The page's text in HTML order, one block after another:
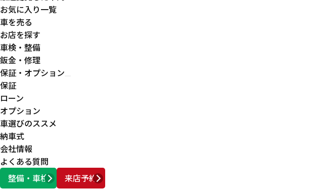
お気に入り一覧
車を売る
お店を探す
車検・整備
鈑金・修理
保証・オプション
保証
ローン
オプション
車選びのススメ
納車式
会社情報
よくある質問
整備・車検
来店予約
営業時間 AM10:00 ～ PM6:00